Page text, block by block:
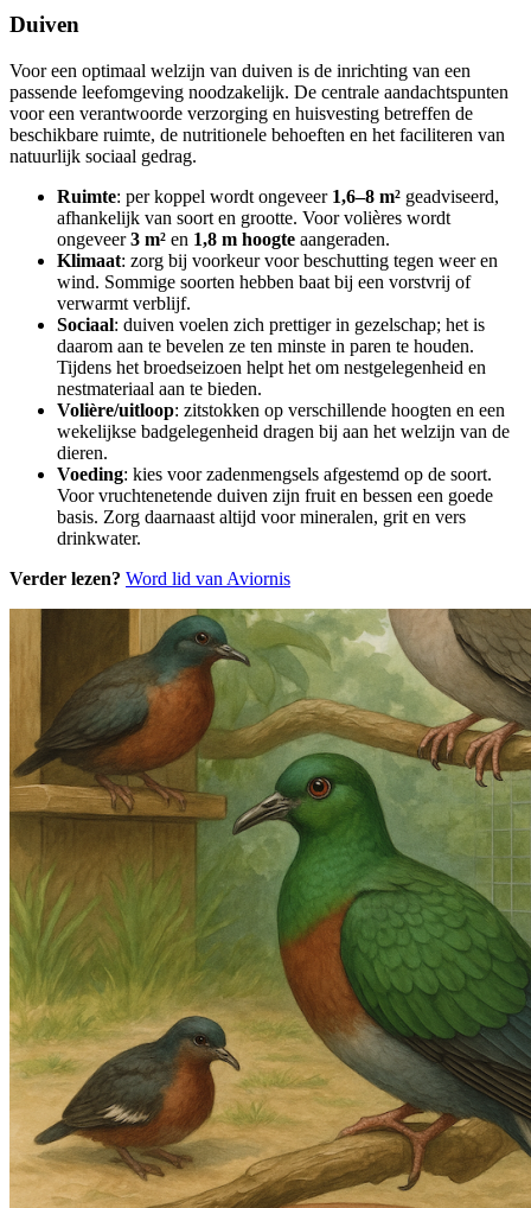
Duiven
Voor een optimaal welzijn van duiven is de inrichting van een
passende leefomgeving noodzakelijk. De centrale aandachtspunten
voor een verantwoorde verzorging en huisvesting betreffen de
beschikbare ruimte, de nutritionele behoeften en het faciliteren van
natuurlijk sociaal gedrag.
Ruimte: per koppel wordt ongeveer 1,6–8 m² geadviseerd,
afhankelijk van soort en grootte. Voor volières wordt
ongeveer3 m² en 1,8 m hoogte aangeraden.
Klimaat: zorg bij voorkeur voor beschutting tegen weer en
wind. Sommige soorten hebben baat bij een vorstvrij of
verwarmt verblijf.
Sociaal: duiven voelen zich prettiger in gezelschap; het is
daarom aan te bevelen ze ten minste in paren te houden.
Tijdens het broedseizoen helpt het om nestgelegenheid en
nestmateriaal aan te bieden.
Volière/uitloop: zitstokken op verschillende hoogten en een
wekelijkse badgelegenheid dragen bij aan het welzijn van de
dieren.
Voeding: kies voor zadenmengsels afgestemd op de soort.
Voor vruchtenetende duiven zijn fruit en bessen een goede
basis. Zorg daarnaast altijd voor mineralen, grit en vers
drinkwater.
Verder lezen? Word lid van Aviornis